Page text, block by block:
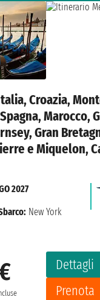
Croazia,
Marocco,
Gran
e Miquelon,
Dettagli
Prenota
2027
New York